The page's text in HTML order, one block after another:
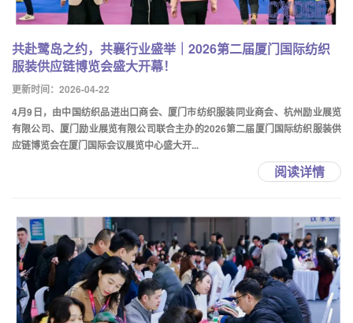
共赴鹭岛之约，共襄行业盛举｜2026第二届厦门国际纺织
服装供应链博览会盛大开幕！
更新时间：2026-04-22
4月9日，由中国纺织品进出口商会、厦门市纺织服装同业商会、杭州励业展览
有限公司、厦门励业展览有限公司联合主办的2026第二届厦门国际纺织服装供
应链博览会在厦门国际会议展览中心盛大开...
阅读详情